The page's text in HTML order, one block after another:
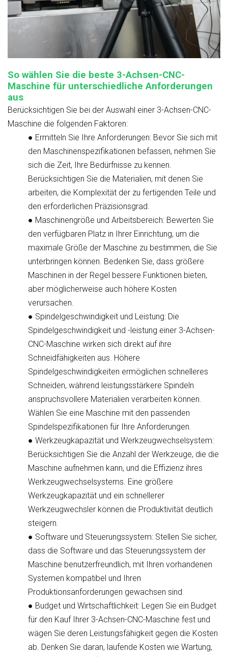
So wählen Sie die beste 3-Achsen-CNC-
Maschine für unterschiedliche Anforderungen
aus
Berücksichtigen Sie bei der Auswahl einer 3-Achsen-CNC-
Maschine die folgenden Faktoren:
● Ermitteln Sie Ihre Anforderungen: Bevor Sie sich mit
den Maschinenspezifikationen befassen, nehmen Sie
sich die Zeit, Ihre Bedürfnisse zu kennen.
Berücksichtigen Sie die Materialien, mit denen Sie
arbeiten, die Komplexität der zu fertigenden Teile und
den erforderlichen Präzisionsgrad.
● Maschinengröße und Arbeitsbereich: Bewerten Sie
den verfügbaren Platz in Ihrer Einrichtung, um die
maximale Größe der Maschine zu bestimmen, die Sie
unterbringen können. Bedenken Sie, dass größere
Maschinen in der Regel bessere Funktionen bieten,
aber möglicherweise auch höhere Kosten
verursachen.
● Spindelgeschwindigkeit und Leistung: Die
Spindelgeschwindigkeit und -leistung einer 3-Achsen-
CNC-Maschine wirken sich direkt auf ihre
Schneidfähigkeiten aus. Höhere
Spindelgeschwindigkeiten ermöglichen schnelleres
Schneiden, während leistungsstärkere Spindeln
anspruchsvollere Materialien verarbeiten können.
Wählen Sie eine Maschine mit den passenden
Spindelspezifikationen für Ihre Anforderungen.
● Werkzeugkapazität und Werkzeugwechselsystem:
Berücksichtigen Sie die Anzahl der Werkzeuge, die die
Maschine aufnehmen kann, und die Effizienz ihres
Werkzeugwechselsystems. Eine größere
Werkzeugkapazität und ein schnellerer
Werkzeugwechsler können die Produktivität deutlich
steigern.
● Software und Steuerungssystem: Stellen Sie sicher,
dass die Software und das Steuerungssystem der
Maschine benutzerfreundlich, mit Ihren vorhandenen
Systemen kompatibel und Ihren
Produktionsanforderungen gewachsen sind.
● Budget und Wirtschaftlichkeit: Legen Sie ein Budget
für den Kauf Ihrer 3-Achsen-CNC-Maschine fest und
wägen Sie deren Leistungsfähigkeit gegen die Kosten
ab. Denken Sie daran, laufende Kosten wie Wartung,